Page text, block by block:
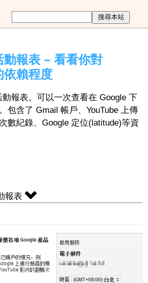
報表 – 看看你對
賴程度
報表。可以一次查看在 Google 下
包含了 Gmail 帳戶、YouTube 上傳
數紀錄、Google 定位(latitude)等資
報表